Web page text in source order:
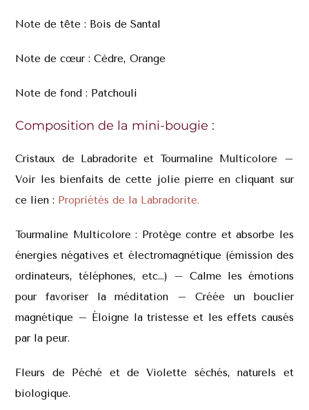
Note de tête : Bois de Santal
Note de cœur : Cèdre, Orange
Note de fond : Patchouli
Composition de la mini-bougie :
Cristaux de Labradorite et Tourmaline Multicolore –
Voir les bienfaits de cette jolie pierre en cliquant sur
ce lien : Propriétés de la Labradorite.
Tourmaline Multicolore : Protège contre et absorbe les
énergies négatives et électromagnétique (émission des
ordinateurs, téléphones, etc…) – Calme les émotions
pour favoriser la méditation – Créée un bouclier
magnétique – Éloigne la tristesse et les effets causés
par la peur.
Fleurs de Péché et de Violette séchés, naturels et
biologique.